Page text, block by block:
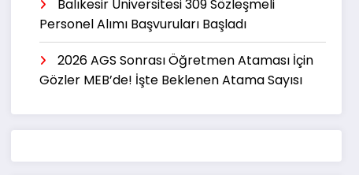
Balıkesir Üniversitesi 309 Sözleşmeli
Personel Alımı Başvuruları Başladı
2026 AGS Sonrası Öğretmen Ataması İçin
Gözler MEB’de! İşte Beklenen Atama Sayısı